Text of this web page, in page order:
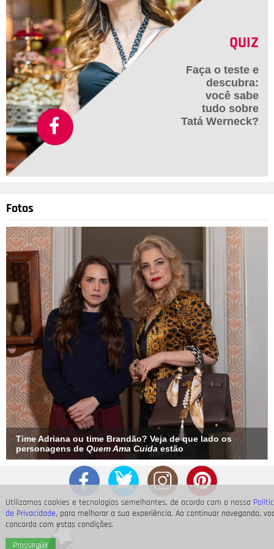
Utilizamos cookies e tecnologias semelhantes, de acordo com a nossa
de Privacidade, para melhorar a sua experiência. Ao continuar navegando,
concorda com estas condições.
Prosseguir
QUIZ
Faça o teste e
descubra:
você sabe
tudo sobre
Tatá Werneck?
Fotos
Time Adriana ou time Brandão? Veja de que lado os
personagens de Quem Ama Cuida estão